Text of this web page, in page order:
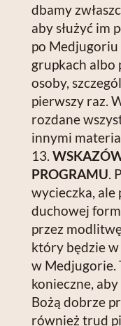
dbamy
aby służyć im
po Medjugoriu
grupkach albo
osoby,
pierwszy raz.
rozdane
innymi
PROGRAMU.
wycieczka, ale
duchowej
przez
który będzie
w Medjugorie.
konieczne,
Bożą dobrze
również trud